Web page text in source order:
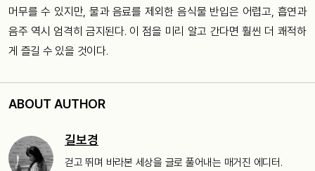
머무를 수 있지만, 물과 음료를 제외한 음식물 반입은 어렵고, 흡연과
음주 역시 엄격히 금지된다. 이 점을 미리 알고 간다면 훨씬 더 쾌적하
게 즐길 수 있을 것이다.
ABOUT AUTHOR
길보경
걷고 뛰며 바라본 세상을 글로 풀어내는 매거진 에디터.